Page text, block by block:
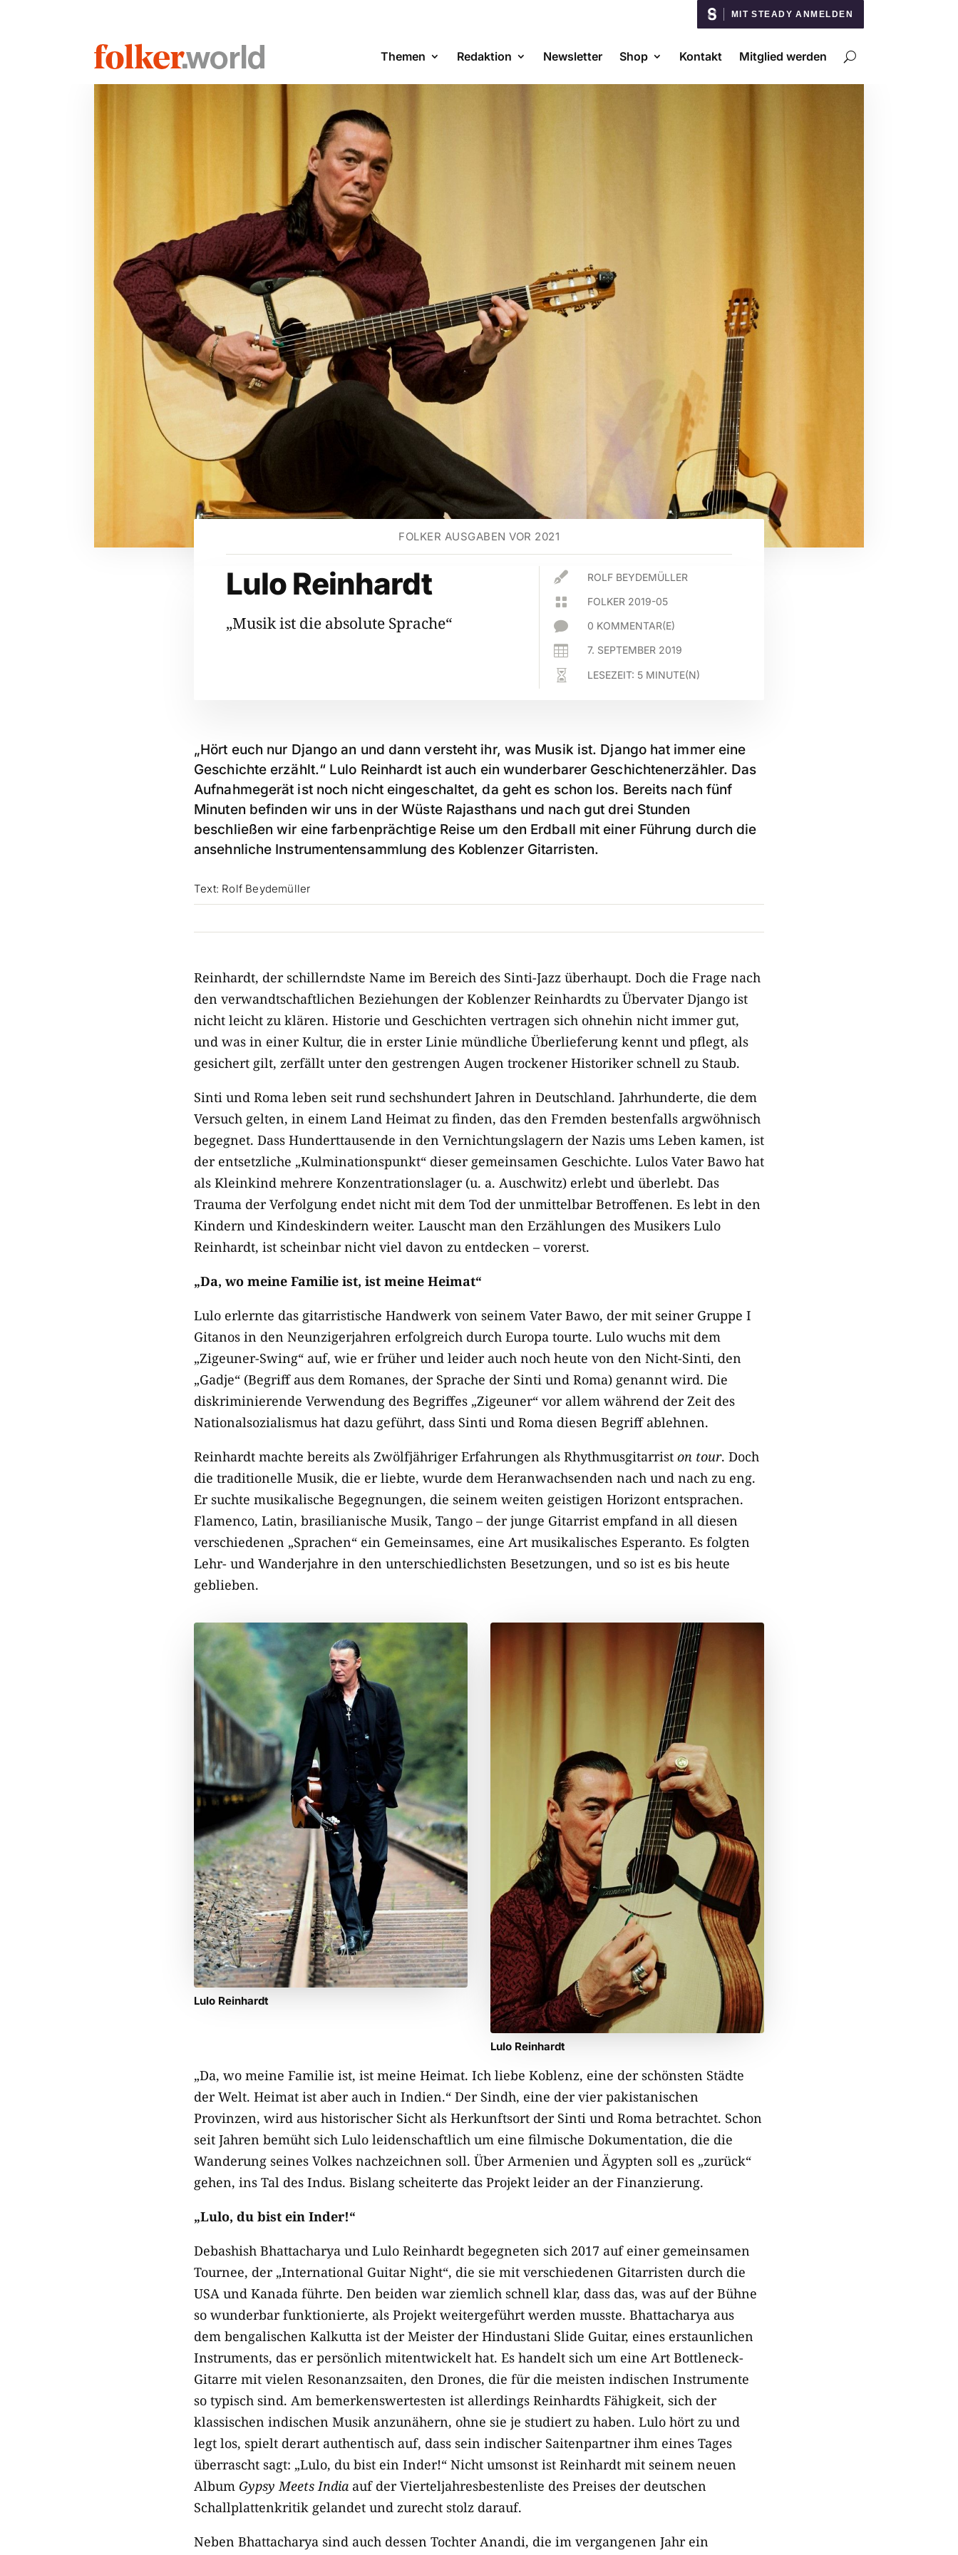
MIT STEADY ANMELDEN
Themen Redaktion Newsletter Shop Kontakt Mitglied werden
FOLKER AUSGABEN VOR 2021
Lulo Reinhardt
„Musik ist die absolute Sprache“
 ROLF BEYDEMÜLLER
 FOLKER 2019-05
 0 KOMMENTAR(E)
 7. SEPTEMBER 2019
 LESEZEIT: 5 MINUTE(N)
„Hört euch nur Django an und dann versteht ihr, was Musik ist. Django hat immer eine
Geschichte erzählt.“ Lulo Reinhardt ist auch ein wunderbarer Geschichtenerzähler. Das
Aufnahmegerät ist noch nicht eingeschaltet, da geht es schon los. Bereits nach fünf
Minuten befinden wir uns in der Wüste Rajasthans und nach gut drei Stunden
beschließen wir eine farbenprächtige Reise um den Erdball mit einer Führung durch die
ansehnliche Instrumentensammlung des Koblenzer Gitarristen.
Text: Rolf Beydemüller
Reinhardt, der schillerndste Name im Bereich des Sinti-Jazz überhaupt. Doch die Frage nach
den verwandtschaftlichen Beziehungen der Koblenzer Reinhardts zu Übervater Django ist
nicht leicht zu klären. Historie und Geschichten vertragen sich ohnehin nicht immer gut,
und was in einer Kultur, die in erster Linie mündliche Überlieferung kennt und pflegt, als
gesichert gilt, zerfällt unter den gestrengen Augen trockener Historiker schnell zu Staub.
Sinti und Roma leben seit rund sechshundert Jahren in Deutschland. Jahrhunderte, die dem
Versuch gelten, in einem Land Heimat zu finden, das den Fremden bestenfalls argwöhnisch
begegnet. Dass Hunderttausende in den Vernichtungslagern der Nazis ums Leben kamen, ist
der entsetzliche „Kulminationspunkt“ dieser gemeinsamen Geschichte. Lulos Vater Bawo hat
als Kleinkind mehrere Konzentrationslager (u. a. Auschwitz) erlebt und überlebt. Das
Trauma der Verfolgung endet nicht mit dem Tod der unmittelbar Betroffenen. Es lebt in den
Kindern und Kindeskindern weiter. Lauscht man den Erzählungen des Musikers Lulo
Reinhardt, ist scheinbar nicht viel davon zu entdecken – vorerst.
„Da, wo meine Familie ist, ist meine Heimat“
Lulo erlernte das gitarristische Handwerk von seinem Vater Bawo, der mit seiner Gruppe I
Gitanos in den Neunzigerjahren erfolgreich durch Europa tourte. Lulo wuchs mit dem
„Zigeuner-Swing“ auf, wie er früher und leider auch noch heute von den Nicht-Sinti, den
„Gadje“ (Begriff aus dem Romanes, der Sprache der Sinti und Roma) genannt wird. Die
diskriminierende Verwendung des Begriffes „Zigeuner“ vor allem während der Zeit des
Nationalsozialismus hat dazu geführt, dass Sinti und Roma diesen Begriff ablehnen.
Reinhardt machte bereits als Zwölfjähriger Erfahrungen als Rhythmusgitarrist on tour. Doch
die traditionelle Musik, die er liebte, wurde dem Heranwachsenden nach und nach zu eng.
Er suchte musikalische Begegnungen, die seinem weiten geistigen Horizont entsprachen.
Flamenco, Latin, brasilianische Musik, Tango – der junge Gitarrist empfand in all diesen
verschiedenen „Sprachen“ ein Gemeinsames, eine Art musikalisches Esperanto. Es folgten
Lehr- und Wanderjahre in den unterschiedlichsten Besetzungen, und so ist es bis heute
geblieben.
Lulo Reinhardt
Lulo Reinhardt
„Da, wo meine Familie ist, ist meine Heimat. Ich liebe Koblenz, eine der schönsten Städte
der Welt. Heimat ist aber auch in Indien.“ Der Sindh, eine der vier pakistanischen
Provinzen, wird aus historischer Sicht als Herkunftsort der Sinti und Roma betrachtet. Schon
seit Jahren bemüht sich Lulo leidenschaftlich um eine filmische Dokumentation, die die
Wanderung seines Volkes nachzeichnen soll. Über Armenien und Ägypten soll es „zurück“
gehen, ins Tal des Indus. Bislang scheiterte das Projekt leider an der Finanzierung.
„Lulo, du bist ein Inder!“
Debashish Bhattacharya und Lulo Reinhardt begegneten sich 2017 auf einer gemeinsamen
Tournee, der „International Guitar Night“, die sie mit verschiedenen Gitarristen durch die
USA und Kanada führte. Den beiden war ziemlich schnell klar, dass das, was auf der Bühne
so wunderbar funktionierte, als Projekt weitergeführt werden musste. Bhattacharya aus
dem bengalischen Kalkutta ist der Meister der Hindustani Slide Guitar, eines erstaunlichen
Instruments, das er persönlich mitentwickelt hat. Es handelt sich um eine Art Bottleneck-
Gitarre mit vielen Resonanzsaiten, den Drones, die für die meisten indischen Instrumente
so typisch sind. Am bemerkenswertesten ist allerdings Reinhardts Fähigkeit, sich der
klassischen indischen Musik anzunähern, ohne sie je studiert zu haben. Lulo hört zu und
legt los, spielt derart authentisch auf, dass sein indischer Saitenpartner ihm eines Tages
überrascht sagt: „Lulo, du bist ein Inder!“ Nicht umsonst ist Reinhardt mit seinem neuen
Album Gypsy Meets India auf der Vierteljahresbestenliste des Preises der deutschen
Schallplattenkritik gelandet und zurecht stolz darauf.
Neben Bhattacharya sind auch dessen Tochter Anandi, die im vergangenen Jahr ein